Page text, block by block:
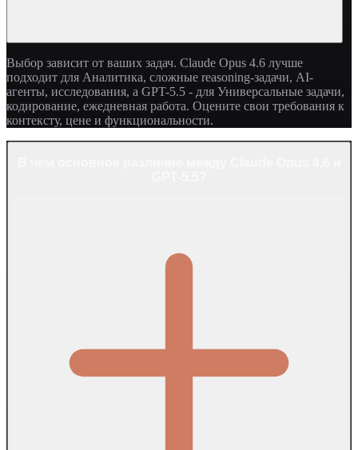
Выбор зависит от ваших задач. Claude Opus 4.6 лучше
подходит для Аналитика, сложные reasoning-задачи, AI-
агенты, исследования, а GPT-5.5 - для Универсальные задачи,
кодирование, ежедневная работа. Оцените свои требования к
контексту, цене и функциональности.